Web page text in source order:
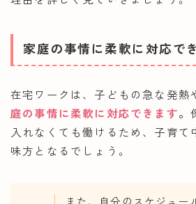
家庭の事情に柔軟に対応で
在宅ワークは、子どもの急な発熱
庭の事情に柔軟に対応できます。
入れなくても働けるため、子育て
味方となるでしょう。
また、自分のスケジュー